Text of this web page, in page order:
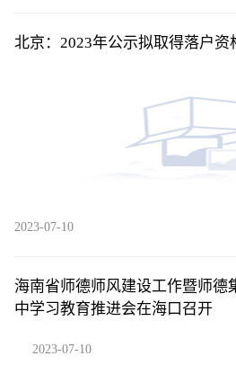
北京：2023年公示拟取得落户资
2023-07-10
海南省师德师风建设工作暨师德
中学习教育推进会在海口召开
2023-07-10